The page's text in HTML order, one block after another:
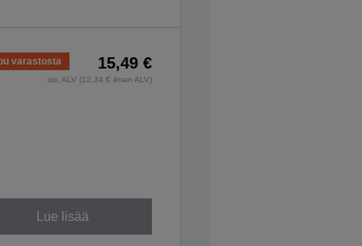
varastosta 15,49 €
sis. ALV (12,34 € ilman ALV)
Lue lisää